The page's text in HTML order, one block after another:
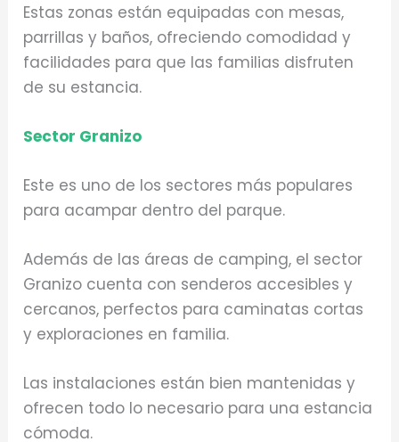
Estas zonas están equipadas con mesas,
parrillas y baños, ofreciendo comodidad y
facilidades para que las familias disfruten
de su estancia.
Sector Granizo
Este es uno de los sectores más populares
para acampar dentro del parque.
Además de las áreas de camping, el sector
Granizo cuenta con senderos accesibles y
cercanos, perfectos para caminatas cortas
y exploraciones en familia.
Las instalaciones están bien mantenidas y
ofrecen todo lo necesario para una estancia
cómoda.